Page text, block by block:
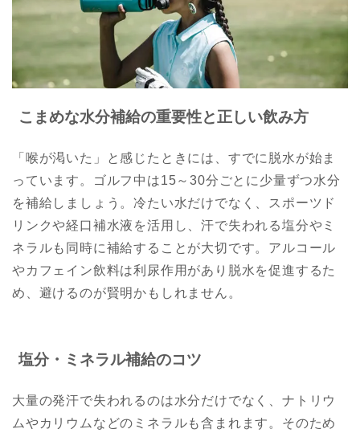
こまめな水分補給の重要性と正しい飲み方
「喉が渇いた」と感じたときには、すでに脱水が始ま
っています。ゴルフ中は15～30分ごとに少量ずつ水分
を補給しましょう。冷たい水だけでなく、スポーツド
リンクや経口補水液を活用し、汗で失われる塩分やミ
ネラルも同時に補給することが大切です。アルコール
やカフェイン飲料は利尿作用があり脱水を促進するた
め、避けるのが賢明かもしれません。
塩分・ミネラル補給のコツ
大量の発汗で失われるのは水分だけでなく、ナトリウ
ムやカリウムなどのミネラルも含まれます。そのため